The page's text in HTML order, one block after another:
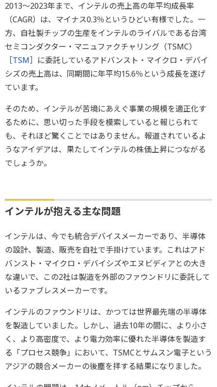
2013～2023年まで、インテルの売上高の年平均成長率
（CAGR）は、マイナス0.3％というひどい有様でした。一
方、自社製チップの生産をインテルのライバルである台湾
セミコンダクター・マニュファクチャリング（TSMC）
［TSM］に委託しているアドバンスト・マイクロ・デバイ
シズの売上高は、同期間に年平均15.6％という成長を遂げ
ています。
そのため、インテルが苦境にあえぐ事業の規模を適正化す
るために、思い切った手段を模索していると報じられて
も、それほど驚くことではありません。報道されているよ
うなアイデアは、果たしてインテルの株価上昇につながる
でしょうか。
インテルが抱える主な問題
インテルは、今でも統合デバイスメーカーであり、半導体
の設計、製造、販売を自社で手掛けています。これはアド
バンスト・マイクロ・デバイシズやエヌビディアとの大き
な違いで、この2社は製造を外部のファウンドリに委託して
いるファブレスメーカーです。
インテルのファウンドリは、かつては世界最先端の半導体
を製造していました。しかし、過去10年の間に、より小さ
く、より高密度で、より電力効率に優れた半導体を製造す
る「プロセス競争」において、TSMCとサムスン電子という
アジアの競合メーカーの後塵を拝する結果になりました。